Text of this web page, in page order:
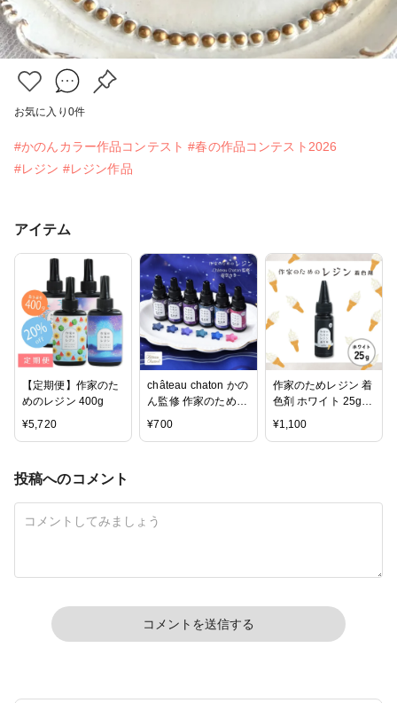
お気に入り 0件
#かのんカラー作品コンテスト #春の作品コンテスト2026
#レジン #レジン作品
アイテム
【定期便】作家のた
めのレジン 400g
¥5,720
château chaton かの
ん監修 作家のための
レジン 「着色剤 濃
¥700
作家のためレジン 着
色剤 ホワイト 25g
大容量
¥1,100
投稿へのコメント
コメントを送信する